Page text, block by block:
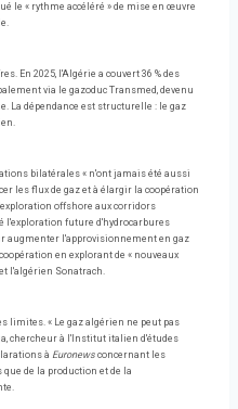
le « rythme accéléré » de mise en œuvre
En 2025, l'Algérie a couvert 36 % des
via le gazoduc Transmed, devenu
La dépendance est structurelle : le gaz
bilatérales « n'ont jamais été aussi
les flux de gaz et à élargir la coopération
offshore aux corridors
l'exploration future d'hydrocarbures
augmenter l'approvisionnement en gaz
en explorant de « nouveaux
l'algérien Sonatrach.
limites. « Le gaz algérien ne peut pas
chercheur à l'Institut italien d'études
à Euronews concernant les
de la production et de la